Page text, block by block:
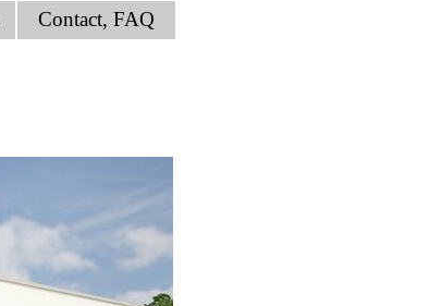
Contact, FAQ